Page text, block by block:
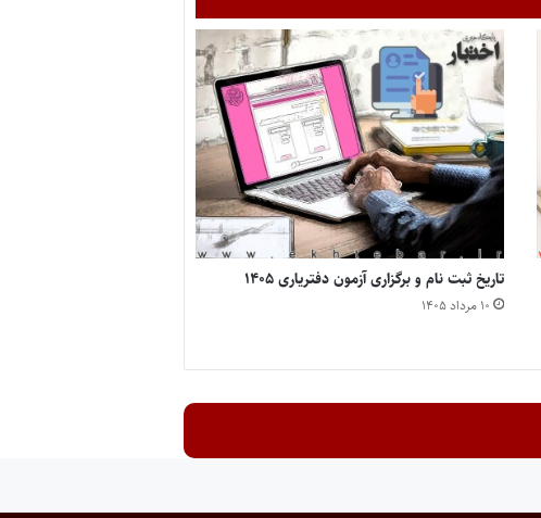
تاریخ ثبت نام و برگزاری آزمون دفتریاری ۱۴۰۵
۱۰ مرداد ۱۴۰۵